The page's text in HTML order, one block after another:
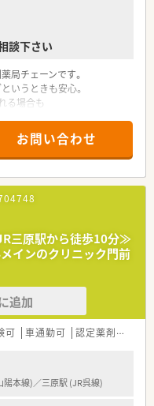
の管理だけでなく衛生用品
からのトータルサポートを経
め、通常の調剤薬局では扱う
層のお客様が訪れる場所で
との触れ合いが多い温かな
が確立されているため、調剤
安心して一歩ずつ成長でき
トを超えており、子育て
え合う風土が根付いているの
談下さい
局チェーンです。
いうときも安心。
る場合も
取得が可能です！そのほか
ーアップ研修（1～3年目）、
ネジメント他）、
インターネット学習） 他あ
短時間勤務制度（小学1年生
修保養施設、永年勤続表彰
お問い合わせ
三原駅から徒歩10分≫
インのクリニック門前
追加
可 車通勤可 認定薬剤師取得支援あり
本線)／三原駅 (JR呉線)